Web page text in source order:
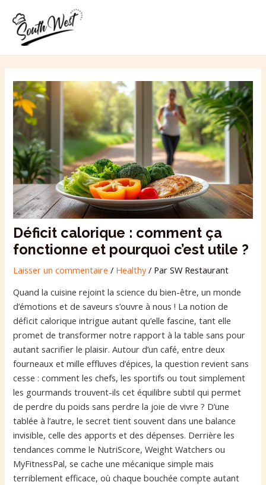
contenu
Déficit calorique : comment ça
fonctionne et pourquoi c’est utile ?
Laisser un commentaire / Healthy/ ParSW Restaurant
Quand la cuisine rejoint la science du bien-être, un monde
d’émotions et de saveurs s’ouvre à nous ! La notion de
déficit calorique intrigue autant qu’elle fascine, tant elle
promet de transformer notre rapport à la table sans pour
autant sacrifier le plaisir. Autour d’un café, entre deux
fourneaux et mille effluves d’épices, la question revient sans
cesse : comment les chefs, les sportifs ou tout simplement
les gourmands trouvent-ils cet équilibre subtil qui permet
de perdre du poids sans perdre la joie de vivre ? D’une
tablée à l’autre, le secret tient souvent dans une balance
invisible, celle des apports et des dépenses. Derrière les
tendances comme le NutriScore, Weight Watchers ou
MyFitnessPal, se cache une mécanique simple mais
terriblement efficace, où chaque bouchée compte autant